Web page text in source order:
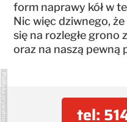
form naprawy kół w
Nic więc dziwnego,
się na rozległe
oraz na naszą pewną
tel:
Polityka prywatności